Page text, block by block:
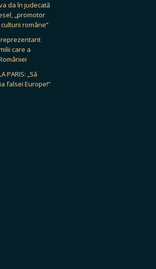
da în judecată
„promotor
române”
reprezentant
care a
PARIS: „Să
falsei Europe!”